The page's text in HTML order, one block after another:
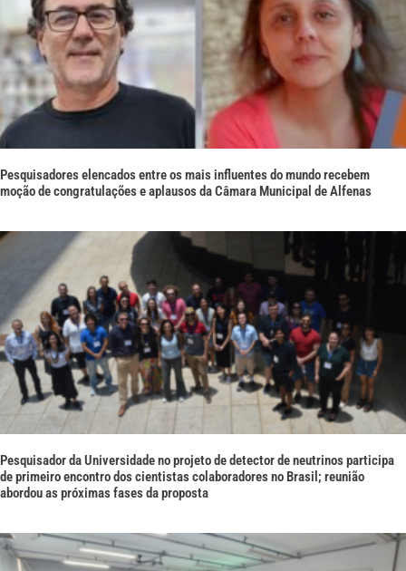
Pesquisadores elencados entre os mais influentes do mundo recebem
moção de congratulações e aplausos da Câmara Municipal de Alfenas
Pesquisador da Universidade no projeto de detector de neutrinos participa
de primeiro encontro dos cientistas colaboradores no Brasil; reunião
abordou as próximas fases da proposta